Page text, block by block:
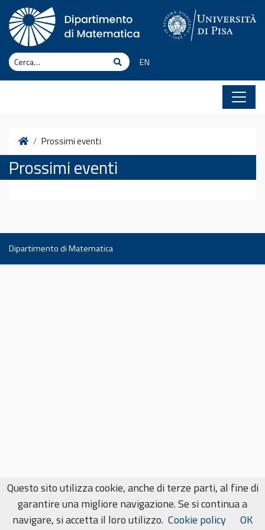
Vai al contenuto
Cerca CercaEN
HomeProssimi eventi
Prossimi eventi
Dipartimento di Matematica
Questo sito utilizza cookie, anche di terze parti, al fine di
garantire una migliore navigazione. Se si continua a
navigare, si accetta il loro utilizzo. Cookie policy OK